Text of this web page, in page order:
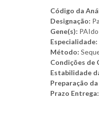
Código da
Designação:
Gene(s): PAIdo
Especialidade:
Método:
Condições de
Estabilidade
Preparação
Prazo Entrega: